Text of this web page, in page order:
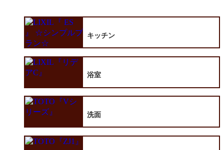
キッチン
浴室
洗面